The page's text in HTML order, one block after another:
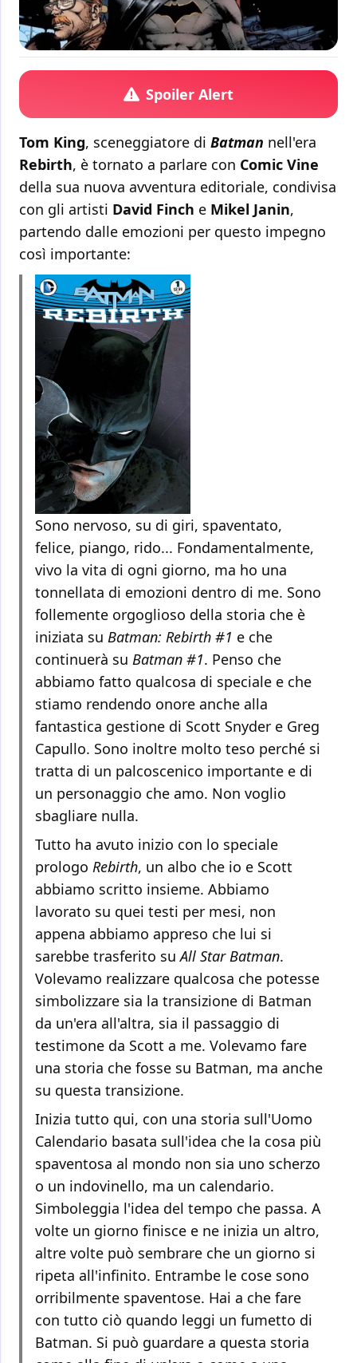
Spoiler Alert
Tom King, sceneggiatore di Batman nell'era
Rebirth, è tornato a parlare con Comic Vine
della sua nuova avventura editoriale, condivisa
con gli artisti David Finch e Mikel Janin,
partendo dalle emozioni per questo impegno
così importante:
Sono nervoso, su di giri, spaventato,
felice, piango, rido... Fondamentalmente,
vivo la vita di ogni giorno, ma ho una
tonnellata di emozioni dentro di me. Sono
follemente orgoglioso della storia che è
iniziata su Batman: Rebirth #1 e che
continuerà su Batman #1. Penso che
abbiamo fatto qualcosa di speciale e che
stiamo rendendo onore anche alla
fantastica gestione di Scott Snyder e Greg
Capullo. Sono inoltre molto teso perché si
tratta di un palcoscenico importante e di
un personaggio che amo. Non voglio
sbagliare nulla.
Tutto ha avuto inizio con lo speciale
prologo Rebirth, un albo che io e Scott
abbiamo scritto insieme. Abbiamo
lavorato su quei testi per mesi, non
appena abbiamo appreso che lui si
sarebbe trasferito suAll Star Batman.
Volevamo realizzare qualcosa che potesse
simbolizzare sia la transizione di Batman
da un'era all'altra, sia il passaggio di
testimone da Scott a me. Volevamo fare
una storia che fosse su Batman, ma anche
su questa transizione.
Inizia tutto qui, con una storia sull'Uomo
Calendario basata sull'idea che la cosa più
spaventosa al mondo non sia uno scherzo
o un indovinello, ma un calendario.
Simboleggia l'idea del tempo che passa. A
volte un giorno finisce e ne inizia un altro,
altre volte può sembrare che un giorno si
ripeta all'infinito. Entrambe le cose sono
orribilmente spaventose. Hai a che fare
con tutto ciò quando leggi un fumetto di
Batman. Si può guardare a questa storia